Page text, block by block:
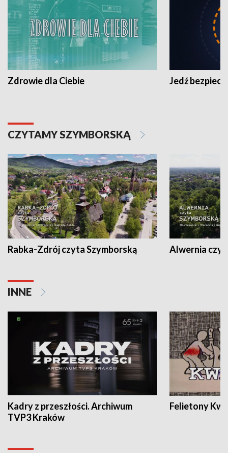
Zdrowie dla Ciebie Jedź
CZYTAMY SZYMBORSKĄ
Rabka-Zdrój czyta Szymborską Alwernia
INNE
Kadry z przeszłości. Archiwum
TVP3 Kraków
Felietony